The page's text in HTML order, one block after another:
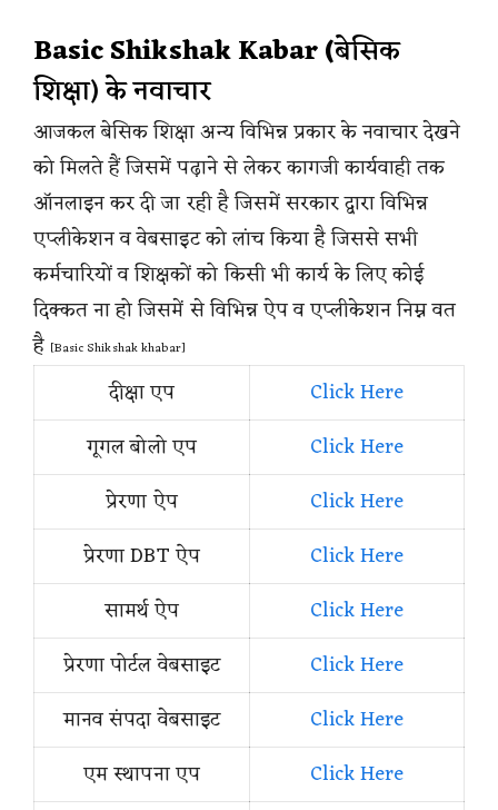
Basic Shikshak Kabar (बेसिक
शिक्षा) के नवाचार
आजकल बेसिक शिक्षा अन्य विभिन्न प्रकार के नवाचार देखने
को मिलते हैं जिसमें पढ़ाने से लेकर कागजी कार्यवाही तक
ऑनलाइन कर दी जा रही है जिसमें सरकार द्वारा विभिन्न
एप्लीकेशन व वेबसाइट को लांच किया है जिससे सभी
कर्मचारियों व शिक्षकों को किसी भी कार्य के लिए कोई
दिक्कत ना हो जिसमें से विभिन्न ऐप व एप्लीकेशन निम्न वत
है [Basic Shikshak khabar]
दीक्षा एप
Click Here
गूगल बोलो एप
Click Here
प्रेरणा ऐप
Click Here
प्रेरणा DBT ऐप
Click Here
सामर्थ ऐप
Click Here
प्रेरणा पोर्टल वेबसाइट
Click Here
मानव संपदा वेबसाइट
Click Here
एम स्थापना एप
Click Here